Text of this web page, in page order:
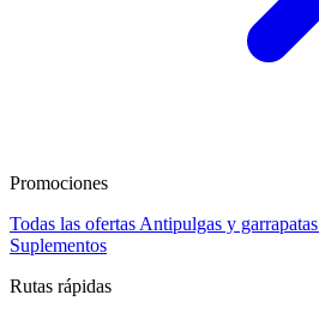
Promociones
Todas las ofertas Antipulgas y garrapatas
Suplementos
Rutas rápidas